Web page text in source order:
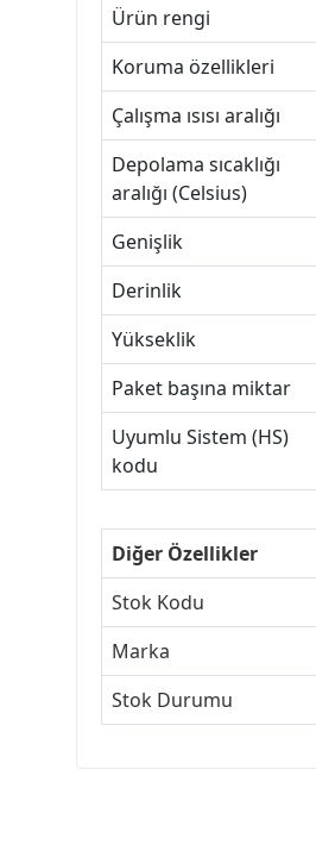
Ürün rengi
Koruma özellikleri
Çalışma ısısı aralığı
Depolama sıcaklığı
aralığı (Celsius)
Genişlik
Derinlik
Yükseklik
Paket başına miktar
Uyumlu Sistem (HS)
kodu
Diğer Özellikler
Stok Kodu
Marka
Stok Durumu